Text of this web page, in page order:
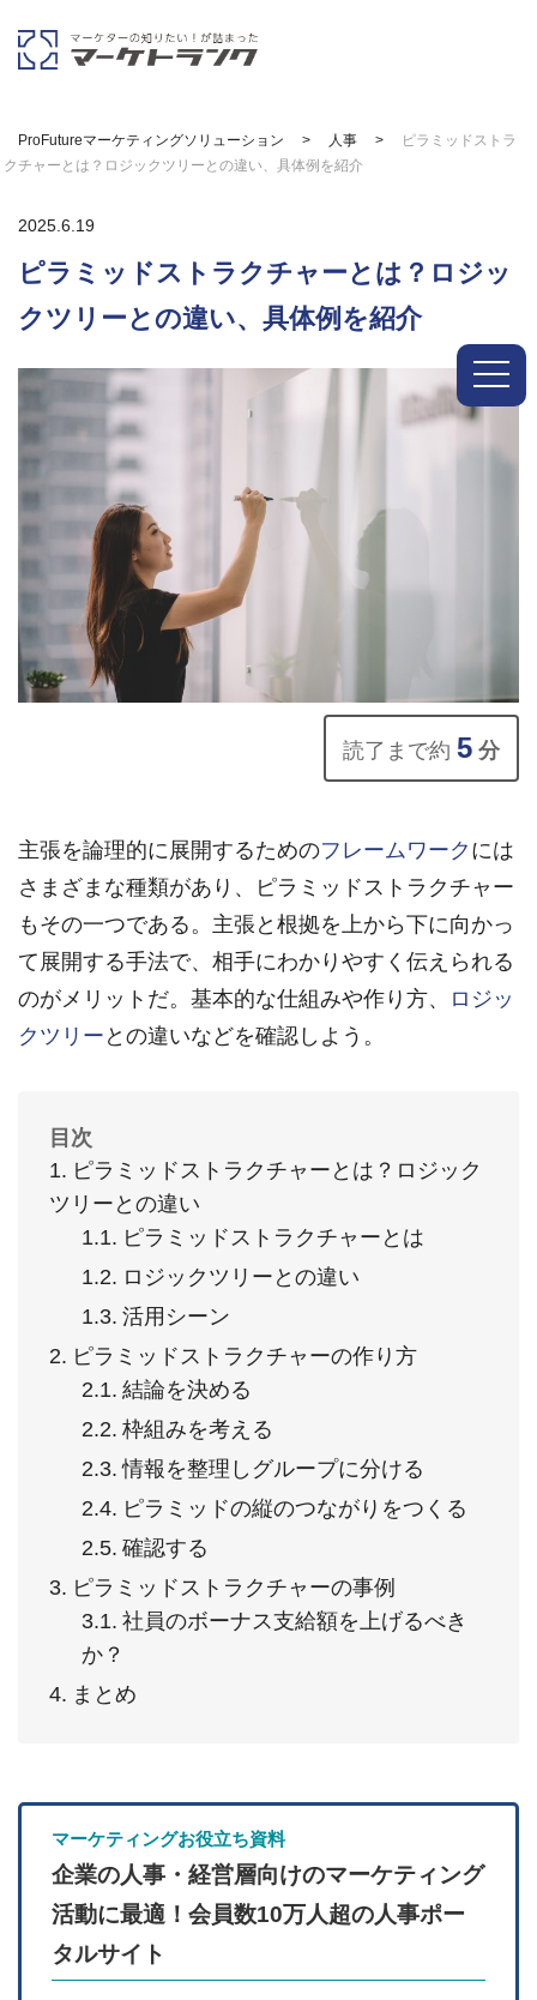
マーケターである採用担当者のためにs
ProFutureマーケティングソリューション > 人事 >
ピラミッドストラ
クチャーとは？ロジックツリーとの違い、具体例を紹介
2025.6.19
ピラミッドストラクチャーとは？ロジッ
クツリーとの違い、具体例を紹介
読了まで約 5 分
主張を論理的に展開するためのフレームワーク には
さまざまな種類があり、ピラミッドストラクチャー
もその一つである。主張と根拠を上から下に向かっ
て展開する手法で、相手にわかりやすく伝えられる
のがメリットだ。基本的な仕組みや作り方、
ロジッ
クツリー との違いなどを確認しよう。
目次
ピラミッドストラクチャーとは？ロジック
ツリーとの違い
ピラミッドストラクチャーとは
ロジックツリーとの違い
活用シーン
ピラミッドストラクチャーの作り方
結論を決める
枠組みを考える
情報を整理しグループに分ける
ピラミッドの縦のつながりをつくる
確認する
ピラミッドストラクチャーの事例
社員のボーナス支給額を上げるべき
か？
まとめ
マーケティングお役立ち資料
企業の人事・経営層向けのマーケティング
活動に最適！会員数10万人超の人事ポー
タルサイト